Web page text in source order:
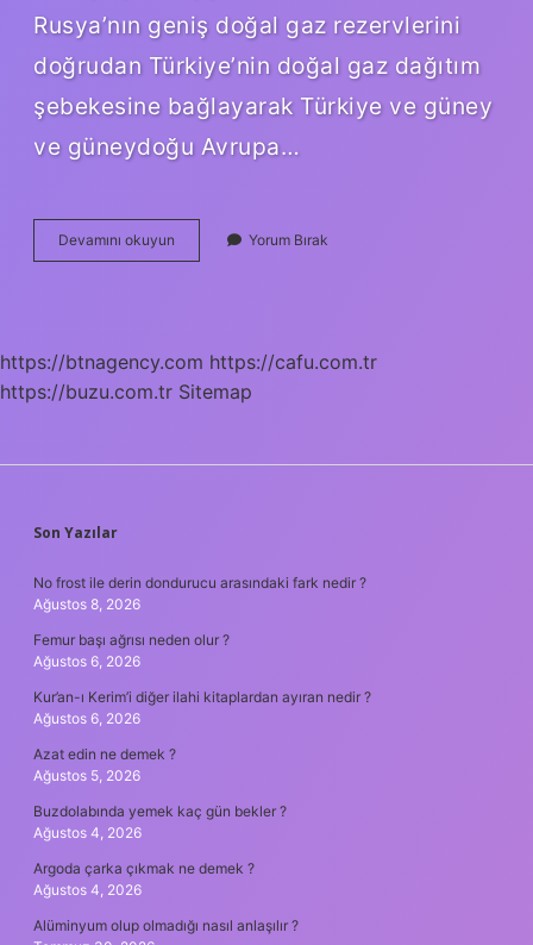
Rusya’nın geniş doğal gaz rezervlerini
doğrudan Türkiye’nin doğal gaz dağıtım
şebekesine bağlayarak Türkiye ve güney
ve güneydoğu Avrupa…
Devamını okuyun Ülkemizdeki
Petrol
Yorum Bırak
https://btnagency.com https://cafu.com.tr
https://buzu.com.tr Sitemap
SIDEBAR
Son Yazılar
No frost ile derin dondurucu arasındaki fark nedir ?
Ağustos 8, 2026
Femur başı ağrısı neden olur ?
Ağustos 6, 2026
Kur’an-ı Kerim’i diğer ilahi kitaplardan ayıran nedir ?
Ağustos 6, 2026
Azat edin ne demek ?
Ağustos 5, 2026
Buzdolabında yemek kaç gün bekler ?
Ağustos 4, 2026
Argoda çarka çıkmak ne demek ?
Ağustos 4, 2026
Alüminyum olup olmadığı nasıl anlaşılır ?